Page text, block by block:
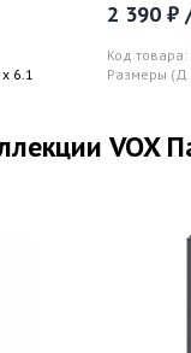
6.1
2 390 ₽
Код товара:
Размеры
VOX